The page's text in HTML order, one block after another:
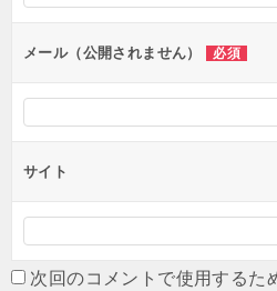
ンメール（公開されません） 必須
サイト
次回のコメントで使用するた